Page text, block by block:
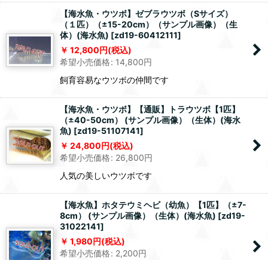
【海水魚・ウツボ】ゼブラウツボ（Sサイズ）
（１匹）（±15-20cm）（サンプル画像）（生
体）(海水魚) [zd19-60412111]
12,800円(税込)
希望小売価格: 14,800円
飼育容易なウツボの仲間です
【海水魚・ウツボ】【通販】トラウツボ【1匹】
（±40-50cm） (サンプル画像）（生体）(海水
魚) [zd19-51107141]
24,800円(税込)
希望小売価格: 26,800円
人気の美しいウツボです
【海水魚】ホタテウミヘビ（幼魚）【1匹】（±7-
8cm） (サンプル画像）（生体）(海水魚) [zd19-
31022141]
1,980円(税込)
希望小売価格: 2,200円